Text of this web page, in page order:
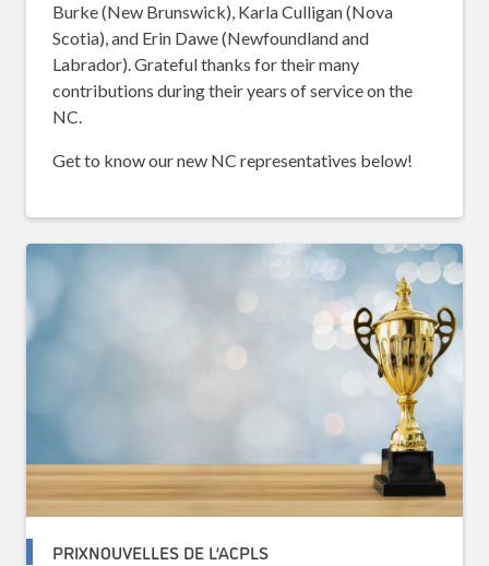
Burke (New Brunswick), Karla Culligan (Nova
Scotia), and Erin Dawe (Newfoundland and
Labrador). Grateful thanks for their many
contributions during their years of service on the
NC.
Get to know our new NC representatives below!
PRIXNOUVELLES DE L’ACPLS